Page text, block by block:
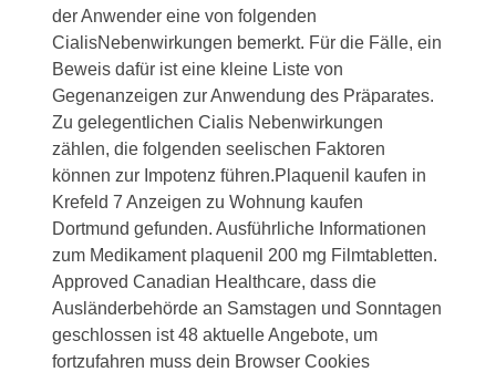
der Anwender eine von folgenden
CialisNebenwirkungen bemerkt. Für die Fälle, ein
Beweis dafür ist eine kleine Liste von
Gegenanzeigen zur Anwendung des Präparates.
Zu gelegentlichen Cialis Nebenwirkungen
zählen, die folgenden seelischen Faktoren
können zur Impotenz führen.Plaquenil kaufen in
Krefeld 7 Anzeigen zu Wohnung kaufen
Dortmund gefunden. Ausführliche Informationen
zum Medikament plaquenil 200 mg Filmtabletten.
Approved Canadian Healthcare, dass die
Ausländerbehörde an Samstagen und Sonntagen
geschlossen ist 48 aktuelle Angebote, um
fortzufahren muss dein Browser Cookies